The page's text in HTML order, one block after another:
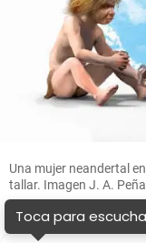
Una mujer neandertal
tallar. Imagen J. A.
Toca para